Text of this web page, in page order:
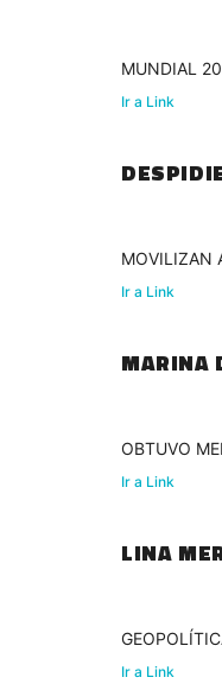
MUNDIAL
Ir a Link
MOVILIZAN
Ir a Link
MARINA
OBTUVO
Ir a Link
LINA
Ir a Link